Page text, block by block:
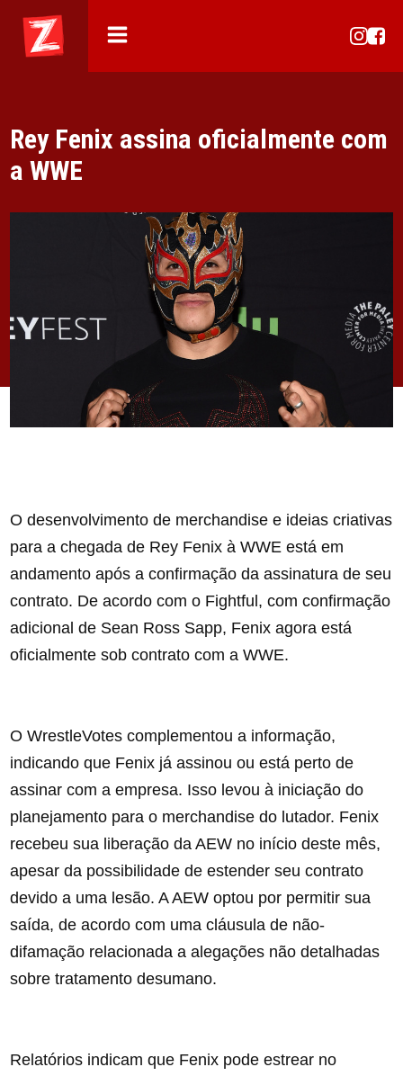
Rey Fenix assina oficialmente com
a WWE
O desenvolvimento de merchandise e ideias criativas
para a chegada de Rey Fenix à WWE está em
andamento após a confirmação da assinatura de seu
contrato. De acordo com o Fightful, com confirmação
adicional de Sean Ross Sapp, Fenix agora está
oficialmente sob contrato com a WWE.
O WrestleVotes complementou a informação,
indicando que Fenix já assinou ou está perto de
assinar com a empresa. Isso levou à iniciação do
planejamento para o merchandise do lutador. Fenix
recebeu sua liberação da AEW no início deste mês,
apesar da possibilidade de estender seu contrato
devido a uma lesão. A AEW optou por permitir sua
saída, de acordo com uma cláusula de não-
difamação relacionada a alegações não detalhadas
sobre tratamento desumano.
Relatórios indicam que Fenix pode estrear no